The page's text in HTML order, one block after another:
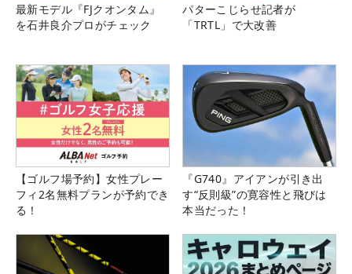
最新モデル『FJクオンタム』
を石井良介プロがチェック
パターこじらせ記者が
「TRTL」で大改善
【ゴルフ場予約】女性プレー
フィ2名無料プランが予約でき
る！
『G740』アイアンが引き出
す“反則級”の寛容性と飛びは
本当だった！